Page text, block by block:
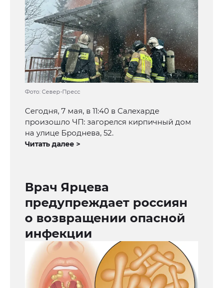
Фото: Север-Пресс
Сегодня, 7 мая, в 11:40 в Салехарде
произошло ЧП: загорелся кирпичный дом
на улице Броднева, 52.
Читать далее >
Врач Ярцева
предупреждает россиян
о возвращении опасной
инфекции